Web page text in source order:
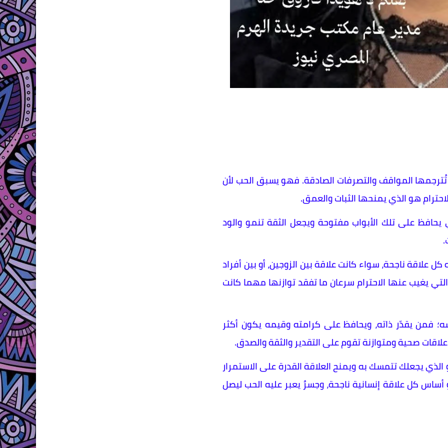
تُترجمها المواقف والتصرفات الصادقة. فهو يسبق الحب لأن
هو الذي يمنحها الثبات والعمق.
يحافظ على تلك الأبواب مفتوحة ويجعل الثقة تنمو والود
علاقة ناجحة، سواء كانت علاقة بين الزوجين، أو بين أفراد
التي يغيب عنها الاحترام سرعان ما تفقد توازنها مهما كانت
فمن يقدّر ذاته، ويحافظ على كرامته وقيمه يكون أكثر
علاقات صحية ومتوازنة تقوم على التقدير والثقة والصدق.
يجعلك تتمسك به ويمنح العلاقة القدرة على الاستمرار
كل علاقة إنسانية ناجحة، وجسرٌ يعبر عليه الحب ليصل